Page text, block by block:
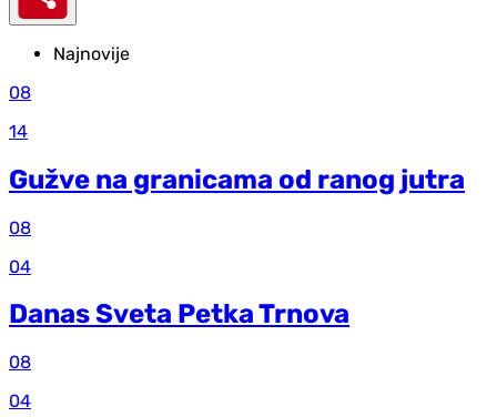
Najnovije
08
14
Gužve na granicama od ranog jutra
08
04
Danas Sveta Petka Trnova
08
04